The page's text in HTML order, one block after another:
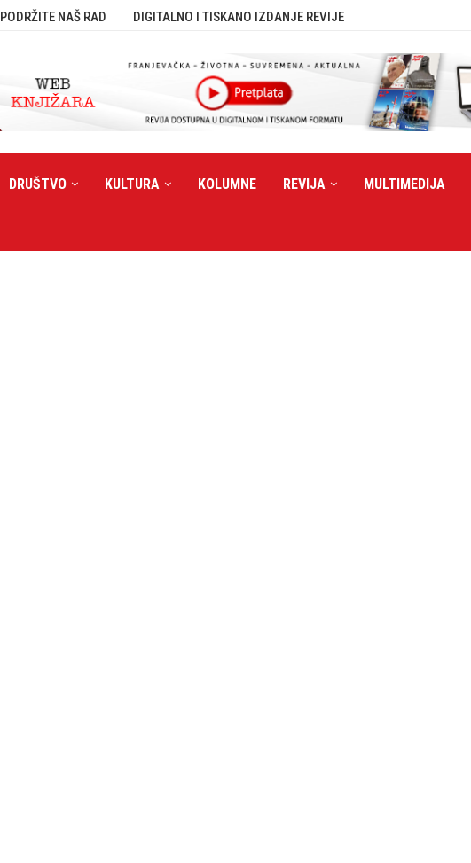
PODRŽITE NAŠ RAD DIGITALNO I TISKANO IZDANJE REVIJE
DRUŠTVO KULTURA KOLUMNE REVIJA MULTIMEDIJA